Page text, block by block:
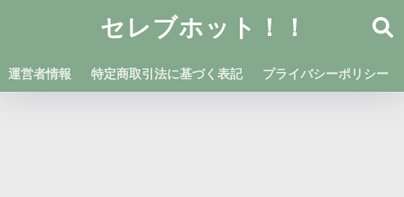
セレブホット！！
運営者情報 特定商取引法に基づく表記 プライバシーポリシー